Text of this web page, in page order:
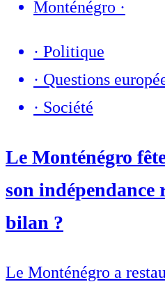
Monténégro ·
· Politique
· Questions
· Société
Le Monténégro
son indépendance
bilan ?
Le Monténégro a